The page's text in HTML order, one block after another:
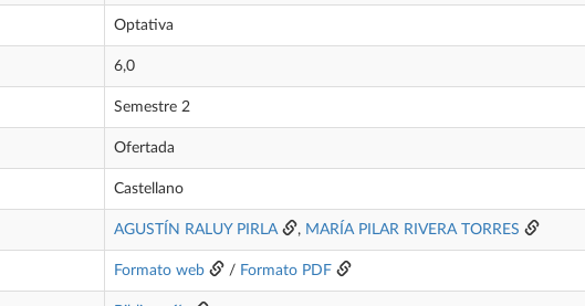
Optativa
6,0
Semestre 2
Ofertada
Castellano
AGUSTÍN RALUY PIRLA , MARÍA PILAR RIVERA TORRES
Formato web / Formato PDF